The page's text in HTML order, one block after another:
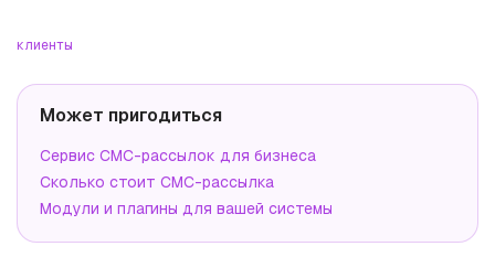
клиенты
Может пригодиться
Сервис СМС-рассылок для бизнеса
Сколько стоит СМС-рассылка
Модули и плагины для вашей системы